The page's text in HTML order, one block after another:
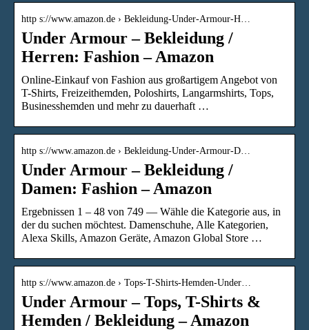
http s://www.amazon.de › Bekleidung-Under-Armour-H…
Under Armour – Bekleidung /
Herren: Fashion – Amazon
Online-Einkauf von Fashion aus großartigem Angebot von
T-Shirts, Freizeithemden, Poloshirts, Langarmshirts, Tops,
Businesshemden und mehr zu dauerhaft …
http s://www.amazon.de › Bekleidung-Under-Armour-D…
Under Armour – Bekleidung /
Damen: Fashion – Amazon
Ergebnissen 1 – 48 von 749 — Wähle die Kategorie aus, in
der du suchen möchtest. Damenschuhe, Alle Kategorien,
Alexa Skills, Amazon Geräte, Amazon Global Store …
http s://www.amazon.de › Tops-T-Shirts-Hemden-Under…
Under Armour – Tops, T-Shirts &
Hemden / Bekleidung – Amazon